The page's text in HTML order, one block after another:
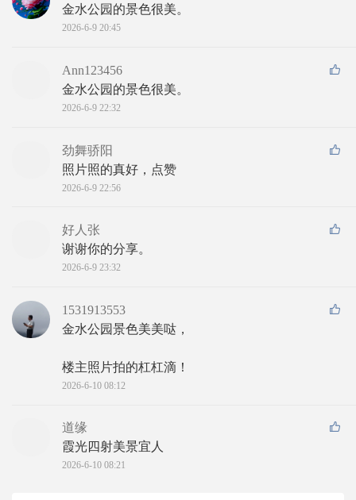
金水公园的景色很美。
2026-6-9 20:45
Ann123456
金水公园的景色很美。
2026-6-9 22:32
劲舞骄阳
照片照的真好，点赞
2026-6-9 22:56
好人张
谢谢你的分享。
2026-6-9 23:32
1531913553
金水公园景色美美哒，
楼主照片拍的杠杠滴！
2026-6-10 08:12
道缘
霞光四射美景宜人
2026-6-10 08:21